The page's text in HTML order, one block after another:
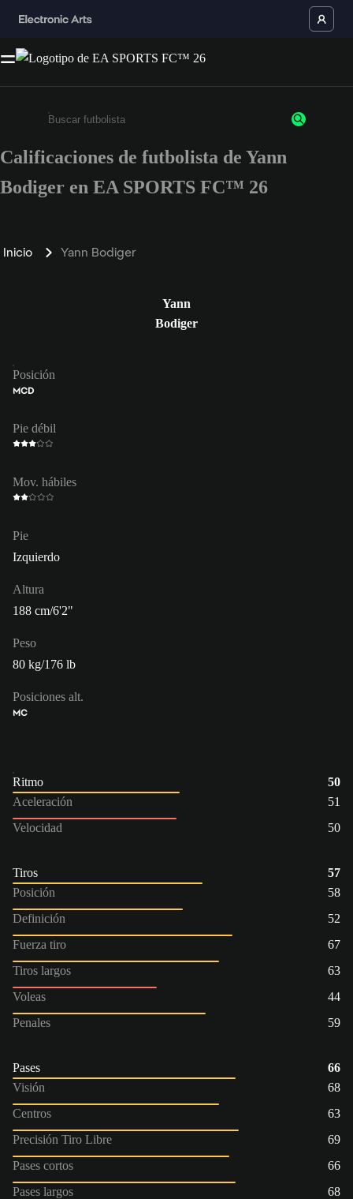
Ingresa un mínimo de 3 caracteres o números
Calificaciones de futbolista de Yann
Bodiger en EA SPORTS FC™ 26
Inicio Yann Bodiger
Yann
Bodiger
Posición
MCD
Pie débil
Mov. hábiles
Pie
Izquierdo
Altura
188 cm/6'2"
Peso
80 kg/176 lb
Posiciones alt.
MC
Ritmo
50
Aceleración
51
Velocidad
50
Tiros
57
Posición
58
Definición
52
Fuerza tiro
67
Tiros largos
63
Voleas
44
Penales
59
Pases
66
Visión
68
Centros
63
Precisión Tiro Libre
69
Pases cortos
66
Pases largos
68